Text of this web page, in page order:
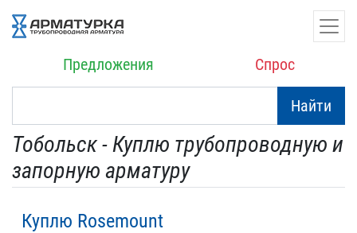
Предложения Спрос
Найти
Тобольск - Куплю трубопроводную и
запорную арматуру
Куплю Rosemount